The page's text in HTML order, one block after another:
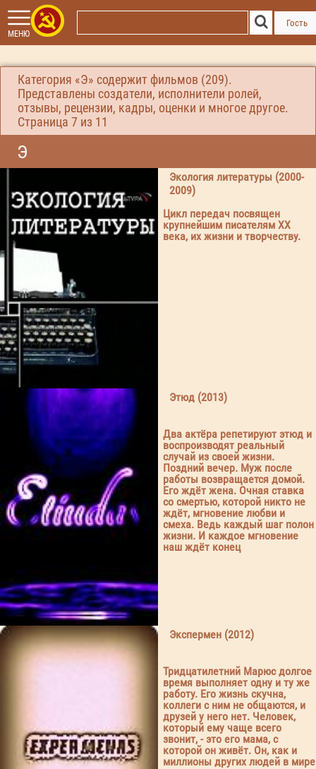
МЕНЮ
Гость
Категория «Э» содержит фильмов (209).
Представлены создатели, исполнители ролей,
отзывы, рецензии, кадры, оценки и многое другое.
Страница 7 из 11
Э
Экология литературы (2000-
2009)
Цикл передач посвящен
крупнейшим писателям ХХ
века, их жизни и творчеству.
Этюд (2013)
Два актёра репетируют этюд и
воспроизводят реальный
случай из своей жизни.
Поздний вечер. Муж после
работы возвращается домой.
Его ждёт жена. Очная ставка
со смертью, которой никто не
ждёт, мгновение любви и
смеха. Ведь каждый шаг полон
жизни. И каждое мгновение
наш ждёт конец
Экспермен (2012)
Тридцатилетний Марюс долгое
время выполняет одну и ту же
работу. Его жизнь скучна,
коллеги с ним не общаются, и
друзей у него нет. Человек,
который ему чаще всего
звонит, - это его мама, с
которой он живёт. Он, как и
миллионы других людей в мире